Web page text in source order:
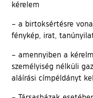
kérelem
– a birtoksértésre
fénykép, irat,
– amennyiben a
személyiség nélküli
aláírási címpéldányt